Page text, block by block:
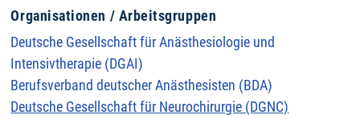
Organisationen / Arbeitsgruppen
Deutsche Gesellschaft für Anästhesiologie und
Intensivtherapie (DGAI)
Berufsverband deutscher Anästhesisten (BDA)
Deutsche Gesellschaft für Neurochirurgie (DGNC)